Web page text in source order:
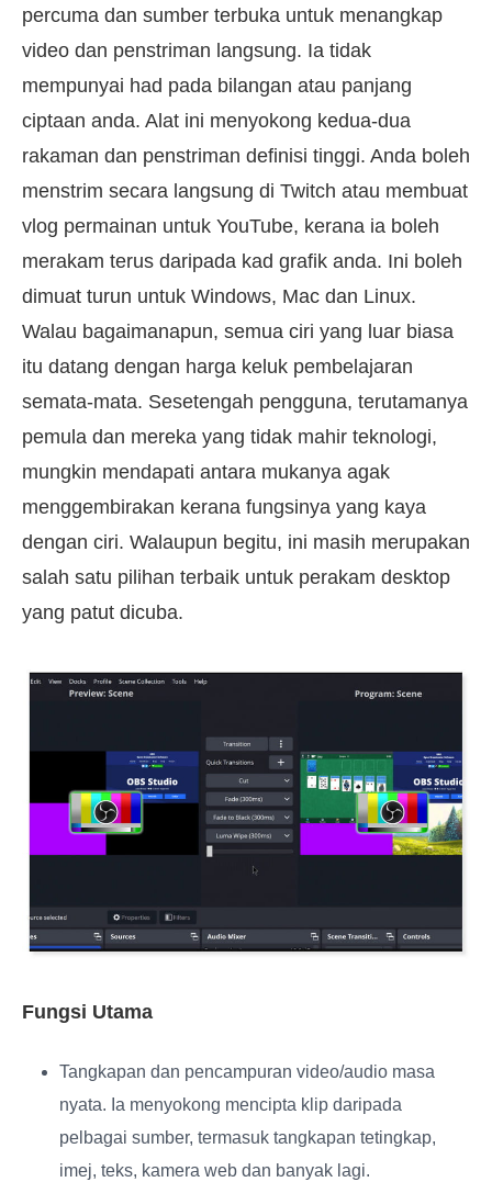
percuma dan sumber terbuka untuk menangkap
video dan penstriman langsung. Ia tidak
mempunyai had pada bilangan atau panjang
ciptaan anda. Alat ini menyokong kedua-dua
rakaman dan penstriman definisi tinggi. Anda boleh
menstrim secara langsung di Twitch atau membuat
vlog permainan untuk YouTube, kerana ia boleh
merakam terus daripada kad grafik anda. Ini boleh
dimuat turun untuk Windows, Mac dan Linux.
Walau bagaimanapun, semua ciri yang luar biasa
itu datang dengan harga keluk pembelajaran
semata-mata. Sesetengah pengguna, terutamanya
pemula dan mereka yang tidak mahir teknologi,
mungkin mendapati antara mukanya agak
menggembirakan kerana fungsinya yang kaya
dengan ciri. Walaupun begitu, ini masih merupakan
salah satu pilihan terbaik untuk perakam desktop
yang patut dicuba.
Fungsi Utama
Tangkapan dan pencampuran video/audio masa
nyata. Ia menyokong mencipta klip daripada
pelbagai sumber, termasuk tangkapan tetingkap,
imej, teks, kamera web dan banyak lagi.